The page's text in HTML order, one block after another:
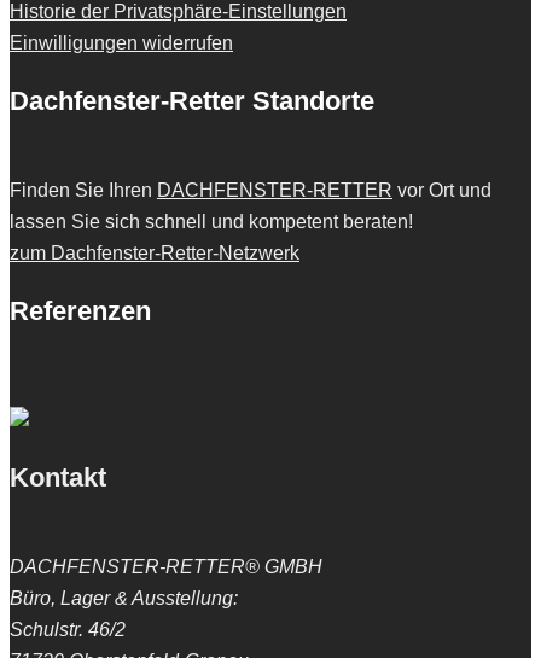
Historie der Privatsphäre-Einstellungen
Einwilligungen widerrufen
Dachfenster-Retter Standorte
Finden Sie Ihren DACHFENSTER-RETTER vor Ort und
lassen Sie sich schnell und kompetent beraten!
zum Dachfenster-Retter-Netzwerk
Referenzen
Kontakt
DACHFENSTER-RETTER® GMBH
Büro, Lager & Ausstellung:
Schulstr. 46/2